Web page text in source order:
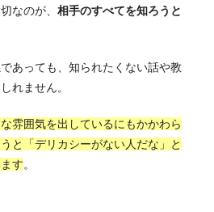
なのが、 相手のすべてを知ろうと
あっても、知られたくない話や教
れません。
雰囲気を出しているにもかかわら
と「デリカシーがない人だな」と
す。